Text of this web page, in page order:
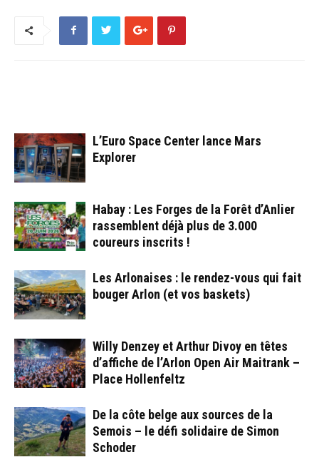
L’Euro Space Center lance Mars
Explorer
Habay : Les Forges de la Forêt d’Anlier
rassemblent déjà plus de 3.000
coureurs inscrits !
Les Arlonaises : le rendez-vous qui fait
bouger Arlon (et vos baskets)
Willy Denzey et Arthur Divoy en têtes
d’affiche de l’Arlon Open Air Maitrank –
Place Hollenfeltz
De la côte belge aux sources de la
Semois – le défi solidaire de Simon
Schoder